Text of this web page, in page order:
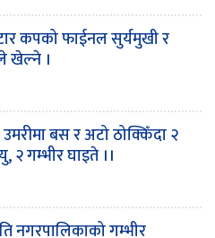
कपको फाईनल सुर्यमुखी र
खेल्ने ।
बस र अटो ठोक्किँदा २
२ गम्भीर घाइते ।।
नगरपालिकाको गम्भीर